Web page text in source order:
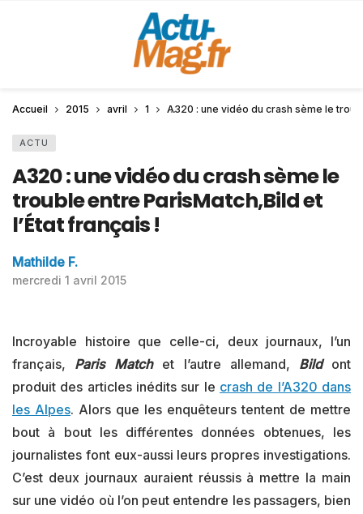
Accueil 2015 avril 1 A320 : une vidéo du crash sème le
ACTU
A320 : une vidéo du crash sème le
trouble entre ParisMatch,Bild et
l’État français !
Mathilde F.
mercredi 1 avril 2015
Incroyable histoire que celle-ci, deux journaux, l’un
français, Paris Matchet l’autre allemand, Bildont
produit des articles inédits sur le crash de l’A320 dans
les Alpes. Alors que les enquêteurs tentent de mettre
bout à bout les différentes données obtenues, les
journalistes font eux-aussi leurs propres investigations.
C’est deux journaux auraient réussis à mettre la main
sur une vidéo où l’on peut entendre les passagers, bien